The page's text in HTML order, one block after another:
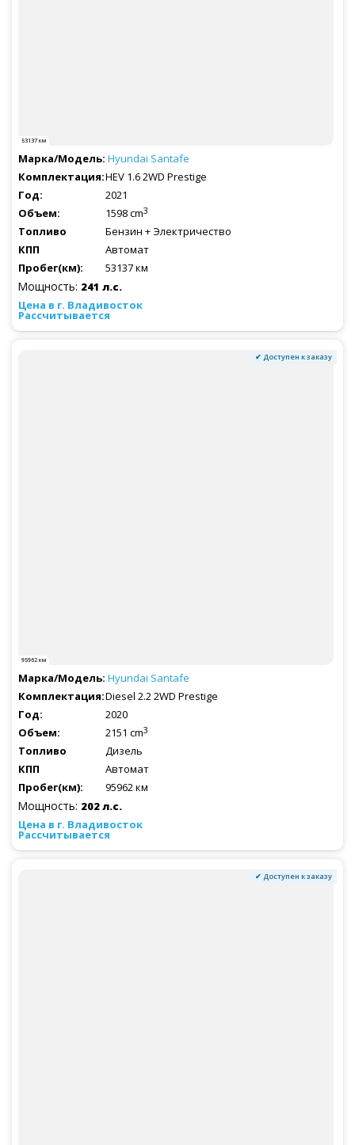
53137 км
Hyundai Santafe
HEV 1.6 2WD Prestige
2021
1598 cm3
Бензин + Электричество
Автомат
53137 км
Мощность: 241 л.с.
Рассчитывается
✔ Доступен к заказу
95962 км
Hyundai Santafe
Diesel 2.2 2WD Prestige
2020
2151 cm3
Дизель
Автомат
95962 км
Мощность: 202 л.с.
Рассчитывается
✔ Доступен к заказу